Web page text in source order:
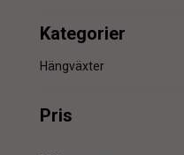
Kategorier
Hängväxter
Pris